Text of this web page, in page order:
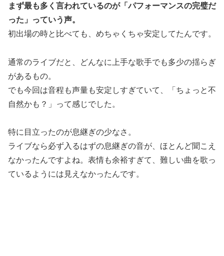
まず最も多く言われているのが「パフォーマンスの完璧だ
った」っていう声。
初出場の時と比べても、めちゃくちゃ安定してたんです。
通常のライブだと、どんなに上手な歌手でも多少の揺らぎ
があるもの。
でも今回は音程も声量も安定しすぎていて、「ちょっと不
自然かも？」って感じでした。
特に目立ったのが息継ぎの少なさ。
ライブなら必ず入るはずの息継ぎの音が、ほとんど聞こえ
なかったんですよね。表情も余裕すぎて、難しい曲を歌っ
ているようには見えなかったんです。